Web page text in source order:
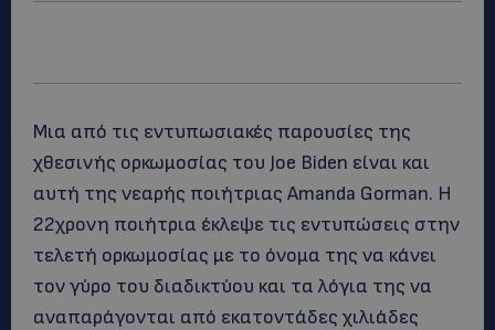
Mια από τις εντυπωσιακές παρουσίες της
χθεσινής ορκωμοσίας του Joe Biden είναι και
αυτή της νεαρής ποιήτριας Amanda Gorman. Η
22χρονη ποιήτρια έκλεψε τις εντυπώσεις στην
τελετή ορκωμοσίας με το όνομα της να κάνει
τον γύρο του διαδικτύου και τα λόγια της να
αναπαράγονται από εκατοντάδες χιλιάδες